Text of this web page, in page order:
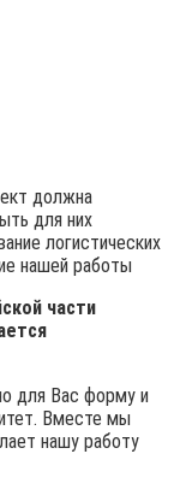
должна
для них
логистических
нашей работы
части
для Вас форму и
Вместе мы
нашу работу